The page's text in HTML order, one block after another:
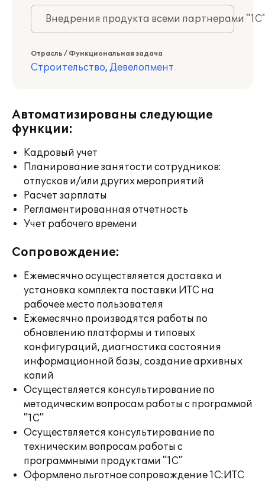
Внедрения продукта всеми партнерами
Отрасль / Функциональная задача
Строительство, Девелопмент
Автоматизированы следующие
функции:
Кадровый учет
Планирование занятости сотрудников:
отпусков и/или других мероприятий
Расчет зарплаты
Регламентированная отчетность
Учет рабочего времени
Сопровождение:
Ежемесячно осуществляется доставка и
установка комплекта поставки ИТС на
рабочее место пользователя
Ежемесячно производятся работы по
обновлению платформы и типовых
конфигураций, диагностика состояния
информационной базы, создание архивных
копий
Осуществляется консультирование по
методическим вопросам работы с программой
"1С"
Осуществляется консультирование по
техническим вопросам работы с
программными продуктами "1С"
Оформлено льготное сопровождение 1С:ИТС